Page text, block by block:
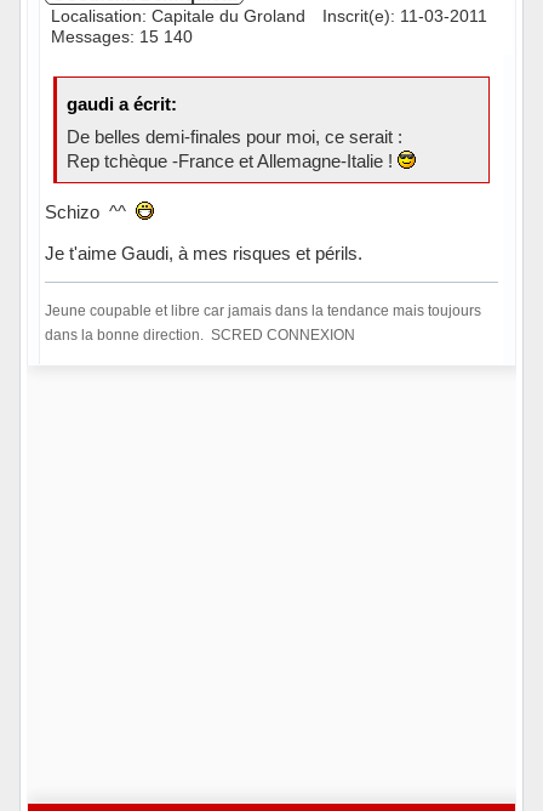
Localisation: Capitale du Groland
Inscrit(e): 11-03-2011
Messages: 15 140
gaudi a écrit:
De belles demi-finales pour moi, ce serait :
Rep tchèque -France et Allemagne-Italie !
Schizo ^^
Je t'aime Gaudi, à mes risques et périls.
Jeune coupable et libre car jamais dans la tendance mais toujours
dans la bonne direction. SCRED CONNEXION